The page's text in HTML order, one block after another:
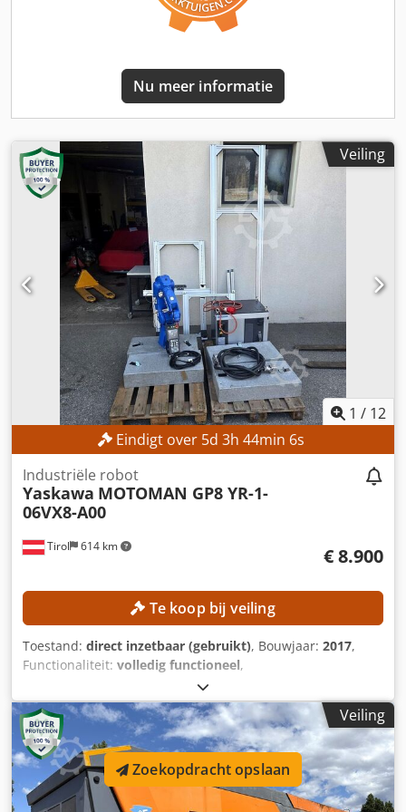
zonder transformator) Nominaal vermogen: 14,97 kVA
Volbelastingsstroom: 22,74 A Schakelcapaciteit: 5 kA
fabrikant: 7,5 kW UITRUSTING Technische documentatie
Krachtige hoofdspindel Robuuste machineconstructie voor
ruimtebehoefte Gebruiksvriendelijke CNC-besturing Hoge
betrouwbaarheid Beperkt onderhoud Volledige technische
documentatie
Nu meer informatie
Veiling
1 / 12
Eindigt over 5d 3h 44min 3s
Tirol 614 km
Industriële robot
Yaskawa MOTOMAN GP8 YR-1-
06VX8-A00
€ 8.900
Te koop bij veiling
Toestand: direct inzetbaar (gebruikt), Bouwjaar: 2017,
Functionaliteit: volledig functioneel,
R17393-376-4-0
32 kg, draagvermogen:8 kg, controller model:Yaskawa
YRC1000
, fabrikant van teach pendants:Yaskawa, aantal
assen:6, TECHNISCHE GEGEVENS Aantal robotassen: 6
Draagvermogen: 8 kg Eigen gewicht robotarm: 32 kg
MACHINEGEGEVENS Besturing: Yaskawa YRC1000 Fabrikant
van de programmeerconsole: Yaskawa Voeding: 3-fase
Veiling
Zoekopdracht opslaan